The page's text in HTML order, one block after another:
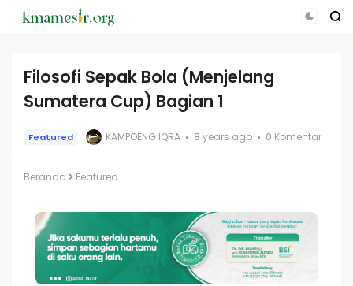
Filosofi Sepak Bola (Menjelang
Sumatera Cup) Bagian 1
Featured KAMPOENG IQRA 8 years ago 0 Komentar
Beranda Featured